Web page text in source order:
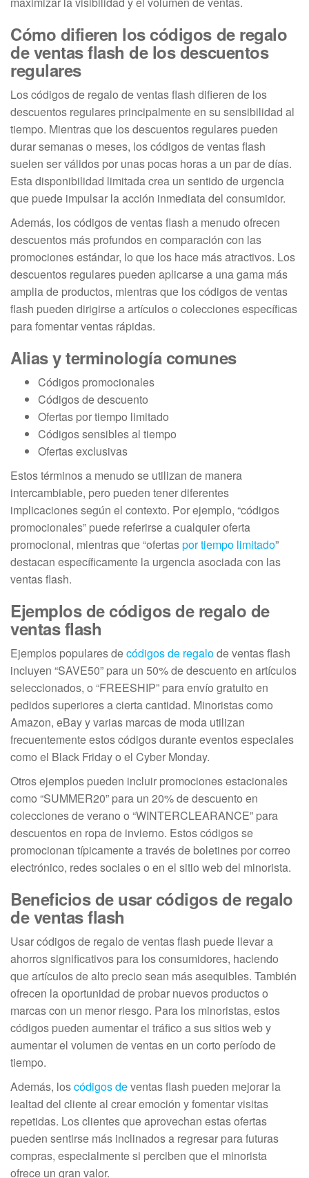
Cómo difieren los códigos de regalo
de ventas flash de los descuentos
regulares
Los códigos de regalo de ventas flash difieren de los
descuentos regulares principalmente en su sensibilidad al
tiempo. Mientras que los descuentos regulares pueden
durar semanas o meses, los códigos de ventas flash
suelen ser válidos por unas pocas horas a un par de días.
Esta disponibilidad limitada crea un sentido de urgencia
que puede impulsar la acción inmediata del consumidor.
Además, los códigos de ventas flash a menudo ofrecen
descuentos más profundos en comparación con las
promociones estándar, lo que los hace más atractivos. Los
descuentos regulares pueden aplicarse a una gama más
amplia de productos, mientras que los códigos de ventas
flash pueden dirigirse a artículos o colecciones específicas
para fomentar ventas rápidas.
Alias y terminología comunes
Códigos promocionales
Códigos de descuento
Ofertas por tiempo limitado
Códigos sensibles al tiempo
Ofertas exclusivas
Estos términos a menudo se utilizan de manera
intercambiable, pero pueden tener diferentes
implicaciones según el contexto. Por ejemplo, “códigos
promocionales” puede referirse a cualquier oferta
promocional, mientras que “ofertaspor tiempo limitado”
destacan específicamente la urgencia asociada con las
ventas flash.
Ejemplos de códigos de regalo de
ventas flash
Ejemplos populares decódigos de regalode ventas flash
incluyen “SAVE50” para un 50% de descuento en artículos
seleccionados, o “FREESHIP” para envío gratuito en
pedidos superiores a cierta cantidad. Minoristas como
Amazon, eBay y varias marcas de moda utilizan
frecuentemente estos códigos durante eventos especiales
como el Black Friday o el Cyber Monday.
Otros ejemplos pueden incluir promociones estacionales
como “SUMMER20” para un 20% de descuento en
colecciones de verano o “WINTERCLEARANCE” para
descuentos en ropa de invierno. Estos códigos se
promocionan típicamente a través de boletines por correo
electrónico, redes sociales o en el sitio web del minorista.
Beneficios de usar códigos de regalo
de ventas flash
Usar códigos de regalo de ventas flash puede llevar a
ahorros significativos para los consumidores, haciendo
que artículos de alto precio sean más asequibles. También
ofrecen la oportunidad de probar nuevos productos o
marcas con un menor riesgo. Para los minoristas, estos
códigos pueden aumentar el tráfico a sus sitios web y
aumentar el volumen de ventas en un corto período de
tiempo.
Además, loscódigos deventas flash pueden mejorar la
lealtad del cliente al crear emoción y fomentar visitas
repetidas. Los clientes que aprovechan estas ofertas
pueden sentirse más inclinados a regresar para futuras
compras, especialmente si perciben que el minorista
ofrece un gran valor.